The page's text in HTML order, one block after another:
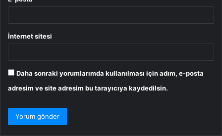
İnternet sitesi
Daha sonraki yorumlarımda kullanılması için adım, e-posta
adresim ve site adresim bu tarayıcıya kaydedilsin.